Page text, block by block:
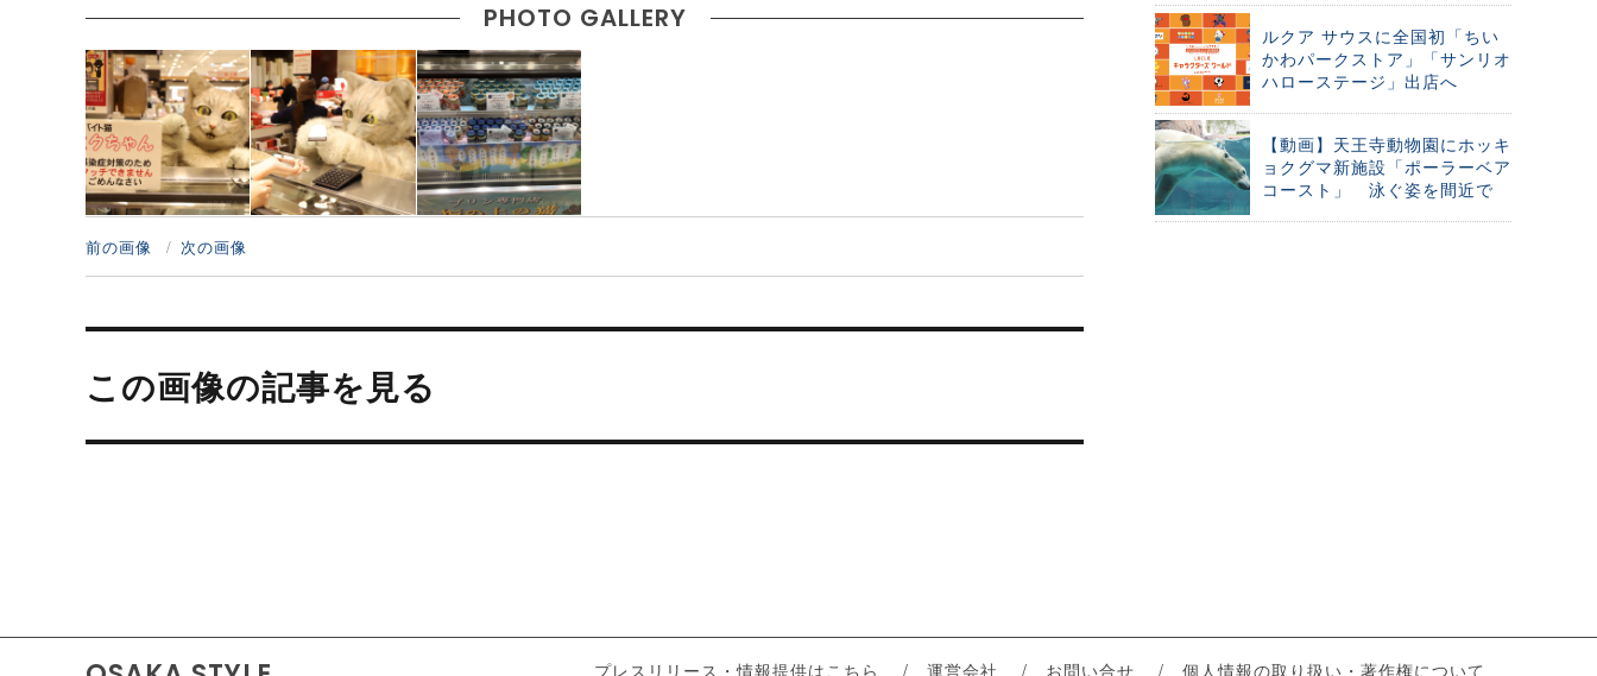
PHOTO GALLERY
前の画像 次の画像
投
ナ
ビ
ー
この画像の記事を見る
ルクア サウスに全国初「ちい
かわパークストア」「サンリオ
ハローステージ」出店へ
【動画】天王寺動物園にホッキ
ョクグマ新施設「ポーラーベア
コースト」 泳ぐ姿を間近で
プレスリリース・情報提供はこちら 運営会社 お問い合せ 個人情報の取り扱い・著作権について